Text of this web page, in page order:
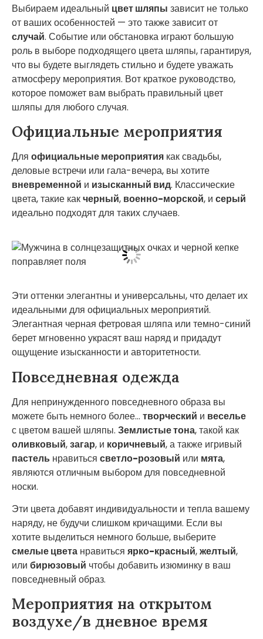
Выбираем идеальный цвет шляпы зависит не только
от ваших особенностей — это также зависит от
случай. Событие или обстановка играют большую
роль в выборе подходящего цвета шляпы, гарантируя,
что вы будете выглядеть стильно и будете уважать
атмосферу мероприятия. Вот краткое руководство,
которое поможет вам выбрать правильный цвет
шляпы для любого случая.
Официальные мероприятия
Для официальные мероприятия как свадьбы,
деловые встречи или гала-вечера, вы хотите
вневременной и изысканный вид. Классические
цвета, такие какчерный, военно-морской, и серый
идеально подходят для таких случаев.
Эти оттенки элегантны и универсальны, что делает их
идеальными для официальных мероприятий.
Элегантная черная фетровая шляпа или темно-синий
берет мгновенно украсят ваш наряд и придадут
ощущение изысканности и авторитетности.
Повседневная одежда
Для непринужденного повседневного образа вы
можете быть немного более... творческий и веселье
с цветом вашей шляпы. Землистые тона, такой как
оливковый,загар, и коричневый, а также игривый
пастель нравиться светло-розовый или мята,
являются отличным выбором для повседневной
носки.
Эти цвета добавят индивидуальности и тепла вашему
наряду, не будучи слишком кричащими. Если вы
хотите выделиться немного больше, выберите
смелые цвета нравиться ярко-красный,желтый,
или бирюзовый чтобы добавить изюминку в ваш
повседневный образ.
Мероприятия на открытом
воздухе/в дневное время